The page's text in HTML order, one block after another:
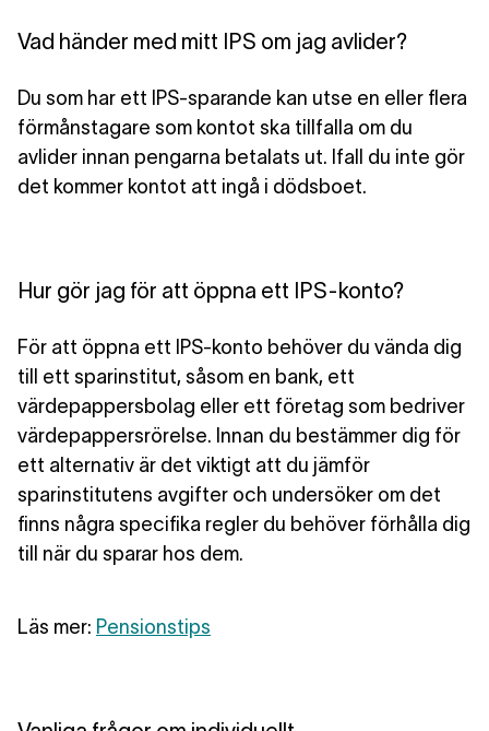
Vad händer med mitt IPS om jag avlider?
Du som har ett IPS-sparande kan utse en eller flera
förmånstagare som kontot ska tillfalla om du
avlider innan pengarna betalats ut. Ifall du inte gör
det kommer kontot att ingå i dödsboet.
Hur gör jag för att öppna ett IPS-konto?
För att öppna ett IPS-konto behöver du vända dig
till ett sparinstitut, såsom en bank, ett
värdepappersbolag eller ett företag som bedriver
värdepappersrörelse. Innan du bestämmer dig för
ett alternativ är det viktigt att du jämför
sparinstitutens avgifter och undersöker om det
finns några specifika regler du behöver förhålla dig
till när du sparar hos dem.
Läs mer: Pensionstips